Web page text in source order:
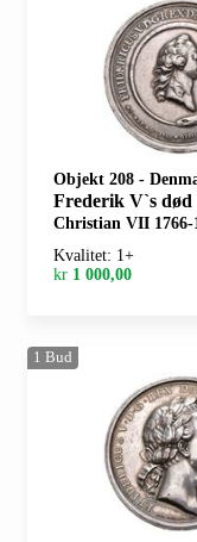
Objekt 208 -
Frederik V`s død 1766.
Christian VII 1766-
Kvalitet: 1+
kr 1 000,00
1 Bud